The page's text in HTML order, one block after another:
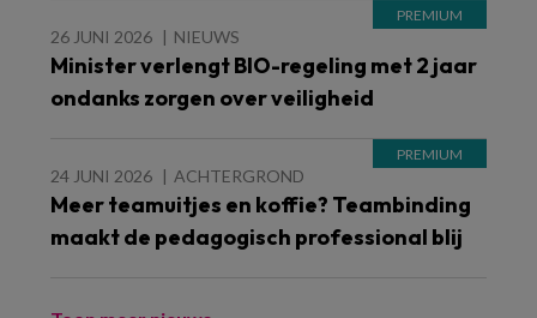
26 JUNI 2026 NIEUWS
Minister verlengt BIO-regeling met 2 jaar
ondanks zorgen over veiligheid
24 JUNI 2026 ACHTERGROND
Meer teamuitjes en koffie? Teambinding
maakt de pedagogisch professional blij